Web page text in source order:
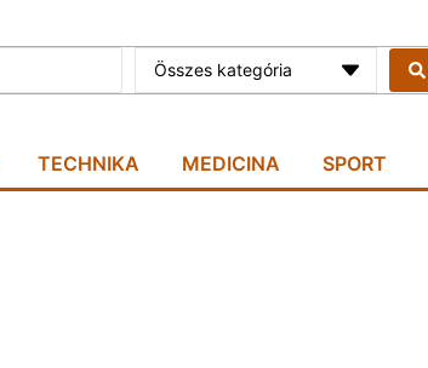
Összes kategória
TECHNIKA MEDICINA SPORT